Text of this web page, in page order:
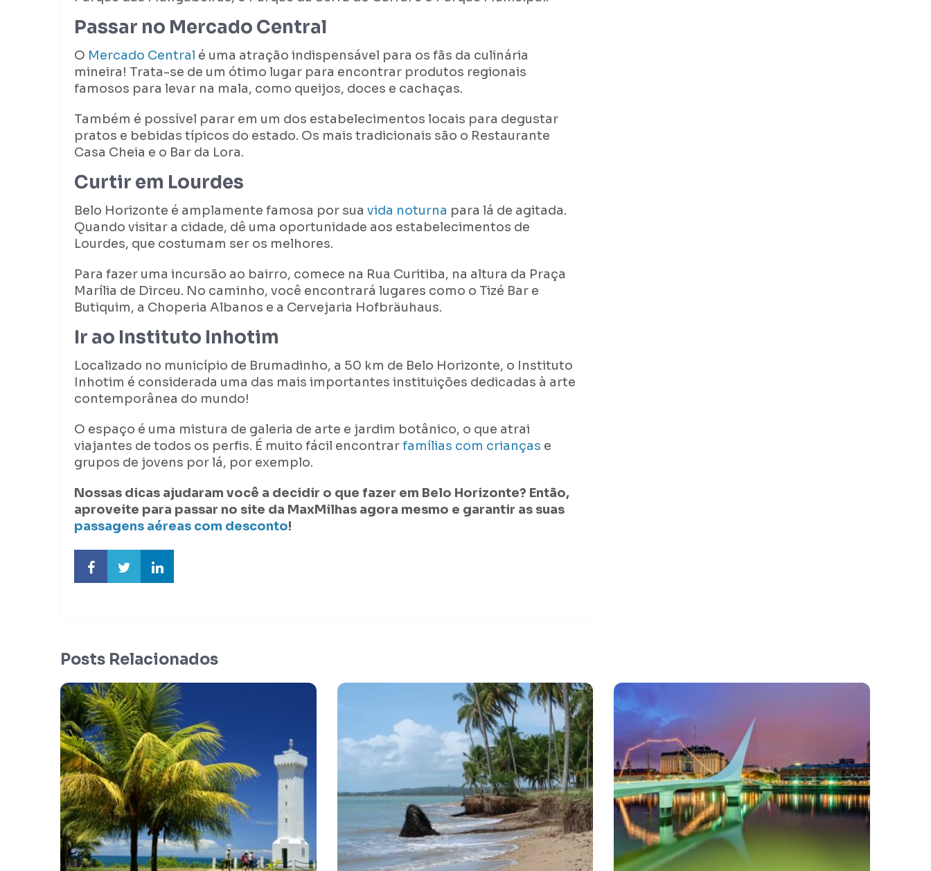
Passar no Mercado Central
O Mercado Central é uma atração indispensável para os fãs da culinária
mineira! Trata-se de um ótimo lugar para encontrar produtos regionais
famosos para levar na mala, como queijos, doces e cachaças.
Também é possível parar em um dos estabelecimentos locais para degustar
pratos e bebidas típicos do estado. Os mais tradicionais são o Restaurante
Casa Cheia e o Bar da Lora.
Curtir em Lourdes
Belo Horizonte é amplamente famosa por sua vida noturna para lá de agitada.
Quando visitar a cidade, dê uma oportunidade aos estabelecimentos de
Lourdes, que costumam ser os melhores.
Para fazer uma incursão ao bairro, comece na Rua Curitiba, na altura da Praça
Marília de Dirceu. No caminho, você encontrará lugares como o Tizé Bar e
Butiquim, a Choperia Albanos e a Cervejaria Hofbräuhaus.
Ir ao Instituto Inhotim
Localizado no município de Brumadinho, a 50 km de Belo Horizonte, o Instituto
Inhotim é considerada uma das mais importantes instituições dedicadas à arte
contemporânea do mundo!
O espaço é uma mistura de galeria de arte e jardim botânico, o que atrai
viajantes de todos os perfis. É muito fácil encontrarfamílias com crianças e
grupos de jovens por lá, por exemplo.
Nossas dicas ajudaram você a decidir o que fazer em Belo Horizonte? Então,
aproveite para passar no site da MaxMilhas agora mesmo e garantir as suas
passagens aéreas com desconto!
Posts Relacionados